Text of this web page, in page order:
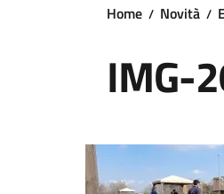
Home Novità
IMG-